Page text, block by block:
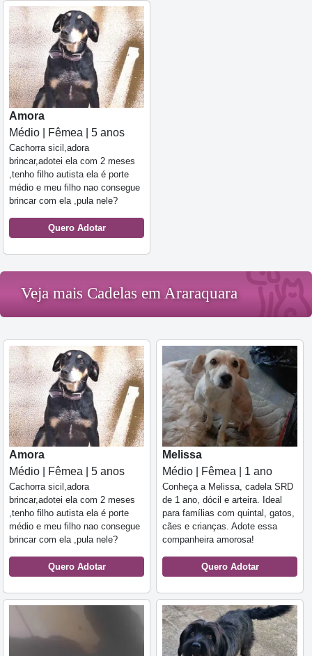
Amora
Médio | Fêmea | 5 anos
Cachorra sicil,adora
brincar,adotei ela com 2 meses
,tenho filho autista ela é porte
médio e meu filho nao consegue
brincar com ela ,pula nele?
Quero Adotar
Veja mais Cadelas em Araraquara
Amora
Médio | Fêmea | 5 anos
Cachorra sicil,adora
brincar,adotei ela com 2 meses
,tenho filho autista ela é porte
médio e meu filho nao consegue
brincar com ela ,pula nele?
Quero Adotar
Melissa
Médio | Fêmea | 1 ano
Conheça a Melissa, cadela SRD
de 1 ano, dócil e arteira. Ideal
para famílias com quintal, gatos,
cães e crianças. Adote essa
companheira amorosa!
Quero Adotar